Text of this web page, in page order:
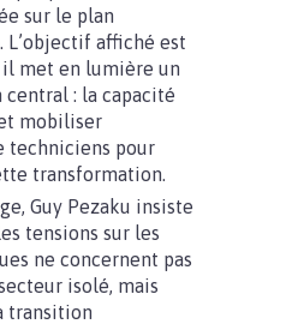
sur le plan
L’objectif affiché est
met en lumière un
: la capacité
mobiliser
techniciens pour
transformation.
Guy Pezaku insiste
tensions sur les
ne concernent pas
isolé, mais
transition